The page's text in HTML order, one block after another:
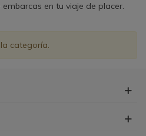
en tu viaje de placer.
categoría.